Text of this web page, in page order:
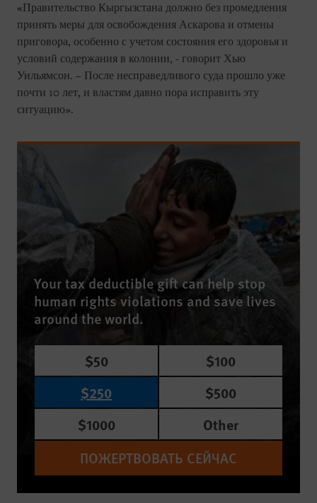
«Правительство Кыргызстана должно без промедления
принять меры для освобождения Аскарова и отмены
приговора, особенно с учетом состояния его здоровья и
условий содержания в колонии, - говорит Хью
Уильямсон. – После несправедливого суда прошло уже
почти 10 лет, и властям давно пора исправить эту
ситуацию».
Your tax deductible gift can help stop
human rights violations and save lives
around the world.
$50
$100
$250
$500
$1000
Other
ПОЖЕРТВОВАТЬ СЕЙЧАС